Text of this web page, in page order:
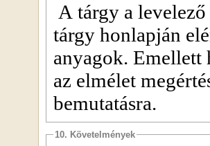
A tárgy a
tárgy honlapján
anyagok. Emellett
az elmélet
bemutatásra.
10. Követelmények